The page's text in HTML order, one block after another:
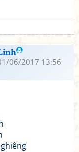
06/2017 13:56